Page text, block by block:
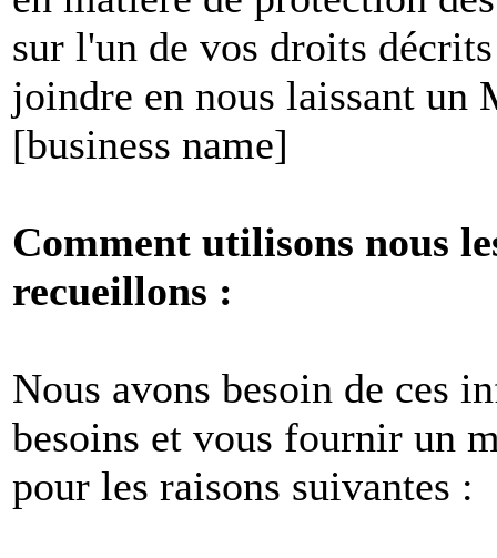
sur l'un de vos droits
joindre en nous laissant un
[business name]
Comment utilisons nous
recueillons :
Nous avons besoin de ces
besoins et vous fournir un
pour les raisons suivantes :